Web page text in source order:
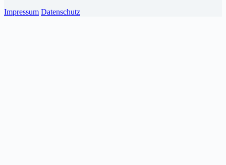
Impressum Datenschutz